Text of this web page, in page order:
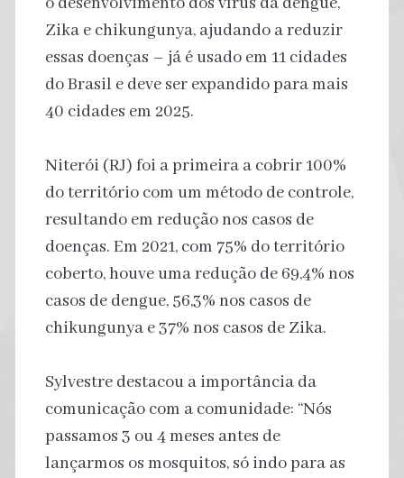
Zika e chikungunya, ajudando a reduzir
essas doenças – já é usado em 11 cidades
do Brasil e deve ser expandido para mais
40 cidades em 2025.
Niterói (RJ) foi a primeira a cobrir 100%
do território com um método de controle,
resultando em redução nos casos de
doenças. Em 2021, com 75% do território
coberto, houve uma redução de 69,4% nos
casos de dengue, 56,3% nos casos de
chikungunya e 37% nos casos de Zika.
Sylvestre destacou a importância da
comunicação com a comunidade: “Nós
passamos 3 ou 4 meses antes de
lançarmos os mosquitos, só indo para as